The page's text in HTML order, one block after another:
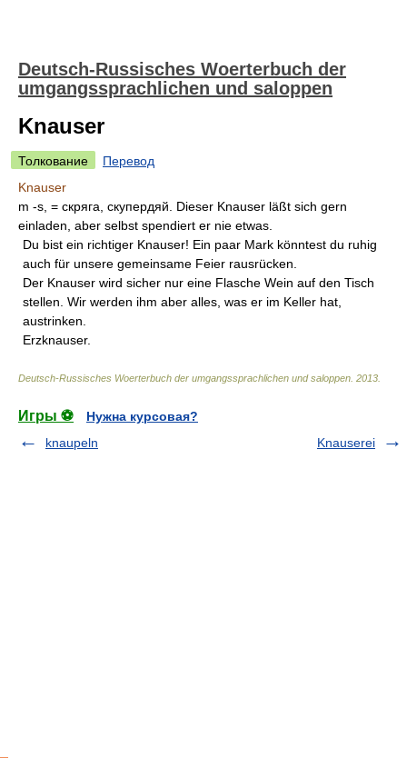
Deutsch-Russisches Woerterbuch der
umgangssprachlichen und saloppen
Knauser
Толкование
Перевод
Knauser
m -s, = скряга, скупердяй. Dieser Knauser läßt sich gern
einladen, aber selbst spendiert er nie etwas.
Du bist ein richtiger Knauser! Ein paar Mark könntest du ruhig
auch für unsere gemeinsame Feier rausrücken.
Der Knauser wird sicher nur eine Flasche Wein auf den Tisch
stellen. Wir werden ihm aber alles, was er im Keller hat,
austrinken.
Erzknauser.
Deutsch-Russisches Woerterbuch der umgangssprachlichen und saloppen 2013
Игры ⚽
Нужна курсовая?
knaupeln
Knauserei